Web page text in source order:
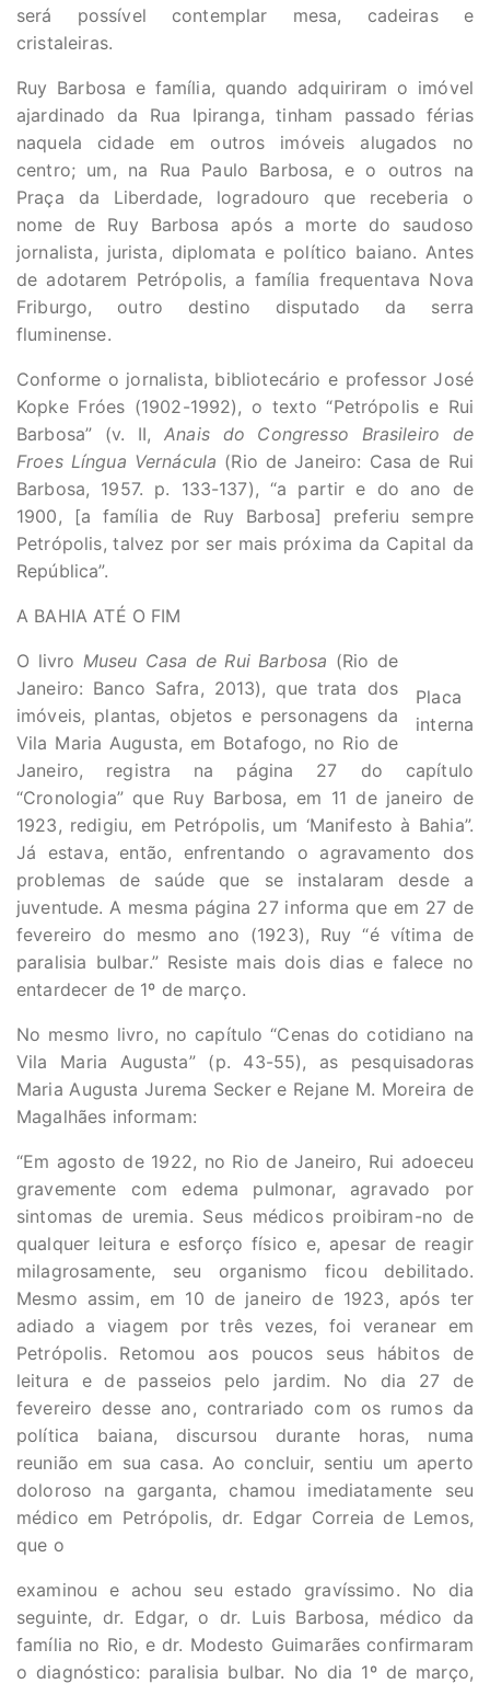
será possível contemplar mesa, cadeiras e
cristaleiras.
Ruy Barbosa e família, quando adquiriram o imóvel
ajardinado da Rua Ipiranga, tinham passado férias
naquela cidade em outros imóveis alugados no
centro; um, na Rua Paulo Barbosa, e o outros na
Praça da Liberdade, logradouro que receberia o
nome de Ruy Barbosa após a morte do saudoso
jornalista, jurista, diplomata e político baiano. Antes
de adotarem Petrópolis, a família frequentava Nova
Friburgo, outro destino disputado da serra
fluminense.
Conforme o jornalista, bibliotecário e professor José
Kopke Fróes (1902-1992), o texto “Petrópolis e Rui
Barbosa” (v. II,Anais do Congresso Brasileiro de
Froes Língua Vernácula (Rio de Janeiro: Casa de Rui
Barbosa, 1957. p. 133-137), “a partir e do ano de
1900, [a família de Ruy Barbosa] preferiu sempre
Petrópolis, talvez por ser mais próxima da Capital da
República”.
A BAHIA ATÉ O FIM
Placa
interna
O livro Museu Casa de Rui Barbosa (Rio de
Janeiro: Banco Safra, 2013), que trata dos
imóveis, plantas, objetos e personagens da
Vila Maria Augusta, em Botafogo, no Rio de
Janeiro, registra na página 27 do capítulo
“Cronologia” que Ruy Barbosa, em 11 de janeiro de
1923, redigiu, em Petrópolis, um ‘Manifesto à Bahia”.
Já estava, então, enfrentando o agravamento dos
problemas de saúde que se instalaram desde a
juventude. A mesma página 27 informa que em 27 de
fevereiro do mesmo ano (1923), Ruy “é vítima de
paralisia bulbar.” Resiste mais dois dias e falece no
entardecer de 1º de março.
No mesmo livro, no capítulo “Cenas do cotidiano na
Vila Maria Augusta” (p. 43-55), as pesquisadoras
Maria Augusta Jurema Secker e Rejane M. Moreira de
Magalhães informam:
“Em agosto de 1922, no Rio de Janeiro, Rui adoeceu
gravemente com edema pulmonar, agravado por
sintomas de uremia. Seus médicos proibiram-no de
qualquer leitura e esforço físico e, apesar de reagir
milagrosamente, seu organismo ficou debilitado.
Mesmo assim, em 10 de janeiro de 1923, após ter
adiado a viagem por três vezes, foi veranear em
Petrópolis. Retomou aos poucos seus hábitos de
leitura e de passeios pelo jardim. No dia 27 de
fevereiro desse ano, contrariado com os rumos da
política baiana, discursou durante horas, numa
reunião em sua casa. Ao concluir, sentiu um aperto
doloroso na garganta, chamou imediatamente seu
médico em Petrópolis, dr. Edgar Correia de Lemos,
que o
examinou e achou seu estado gravíssimo. No dia
seguinte, dr. Edgar, o dr. Luis Barbosa, médico da
família no Rio, e dr. Modesto Guimarães confirmaram
o diagnóstico: paralisia bulbar. No dia 1º de março,